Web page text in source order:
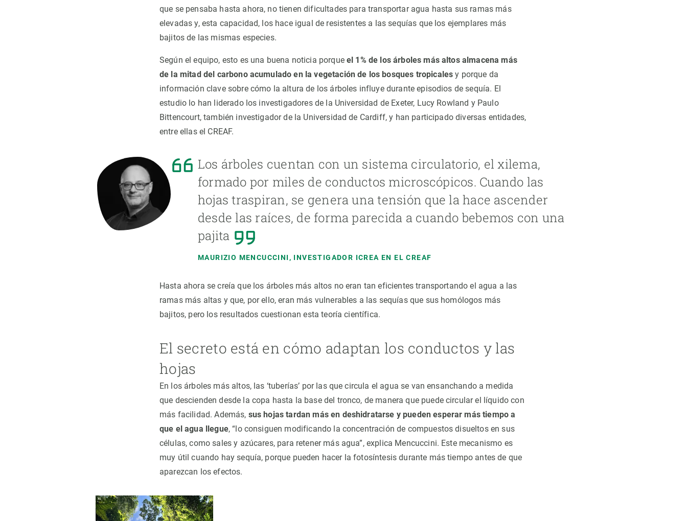
que se pensaba hasta ahora, no tienen dificultades para transportar agua hasta sus ramas más
elevadas y, esta capacidad, los hace igual de resistentes a las sequías que los ejemplares más
bajitos de las mismas especies.
Según el equipo, esto es una buena noticia porque el 1% de los árboles más altos almacena más
de la mitad del carbono acumulado en la vegetación de los bosques tropicalesy porque da
información clave sobre cómo la altura de los árboles influye durante episodios de sequía. El
estudio lo han liderado los investigadores de la Universidad de Exeter, Lucy Rowland y Paulo
Bittencourt, también investigador de la Universidad de Cardiff, y han participado diversas entidades,
entre ellas el CREAF.
Los árboles cuentan con un sistema circulatorio, el xilema,
formado por miles de conductos microscópicos. Cuando las
hojas traspiran, se genera una tensión que la hace ascender
desde las raíces, de forma parecida a cuando bebemos con una
pajita
MAURIZIO MENCUCCINI, INVESTIGADOR ICREA EN EL CREAF
Hasta ahora se creía que los árboles más altos no eran tan eficientes transportando el agua a las
ramas más altas y que, por ello, eran más vulnerables a las sequías que sus homólogos más
bajitos, pero los resultados cuestionan esta teoría científica.
El secreto está en cómo adaptan los conductos y las
hojas
En los árboles más altos, las ‘tuberías’ por las que circula el agua se van ensanchando a medida
que descienden desde la copa hasta la base del tronco, de manera que puede circular el líquido con
más facilidad. Además, sus hojas tardan más en deshidratarse y pueden esperar más tiempo a
que el agua llegue, “lo consiguen modificando la concentración de compuestos disueltos en sus
células, como sales y azúcares, para retener más agua”, explica Mencuccini. Este mecanismo es
muy útil cuando hay sequía, porque pueden hacer la fotosíntesis durante más tiempo antes de que
aparezcan los efectos.